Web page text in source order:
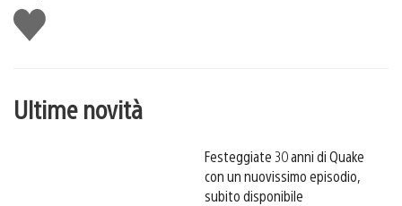
Mi
piace
Ultime novità
Festeggiate 30 anni di Quake
con un nuovissimo episodio,
subito disponibile